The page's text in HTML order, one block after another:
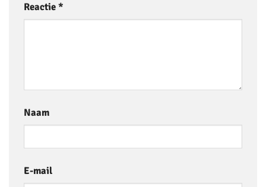
Reactie*
Naam
E-mail